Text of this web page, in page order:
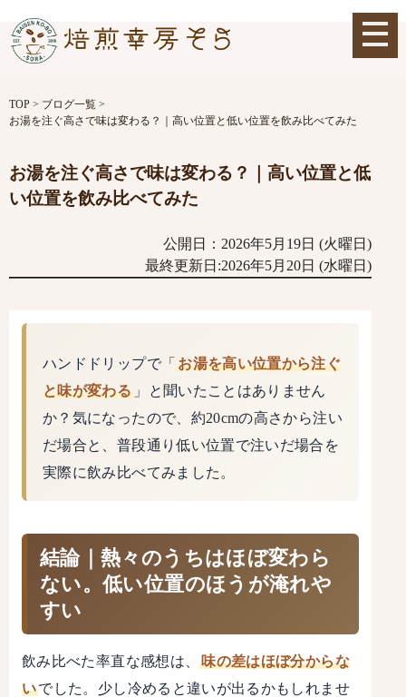
TOP > ブログ一覧 >
お湯を注ぐ高さで味は変わる？｜高い位置と低い位置を飲み比べてみた
お湯を注ぐ高さで味は変わる？｜高い位置と低
い位置を飲み比べてみた
公開日：2026年5月19日 (火曜日)
最終更新日:2026年5月20日 (水曜日)
ハンドドリップで「お湯を高い位置から注ぐ
と味が変わる 」と聞いたことはありません
か？気になったので、約20cmの高さから注い
だ場合と、普段通り低い位置で注いだ場合を
実際に飲み比べてみました。
結論｜熱々のうちはほぼ変わら
ない。低い位置のほうが淹れや
すい
飲み比べた率直な感想は、味の差はほぼ分からな
いでした。少し冷めると違いが出るかもしれませ